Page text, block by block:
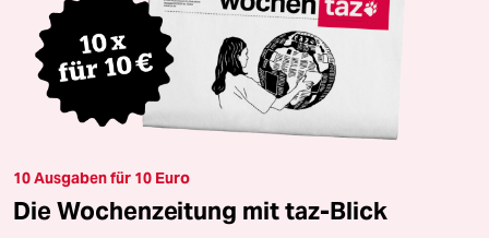
10 Ausgaben für 10 Euro
Die Wochenzeitung mit taz-Blick